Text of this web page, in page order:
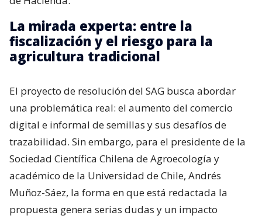
La mirada experta: entre la
fiscalización y el riesgo para la
agricultura tradicional
El proyecto de resolución del SAG busca abordar
una problemática real: el aumento del comercio
digital e informal de semillas y sus desafíos de
trazabilidad. Sin embargo, para el presidente de la
Sociedad Científica Chilena de Agroecología y
académico de la Universidad de Chile, Andrés
Muñoz-Sáez, la forma en que está redactada la
propuesta genera serias dudas y un impacto